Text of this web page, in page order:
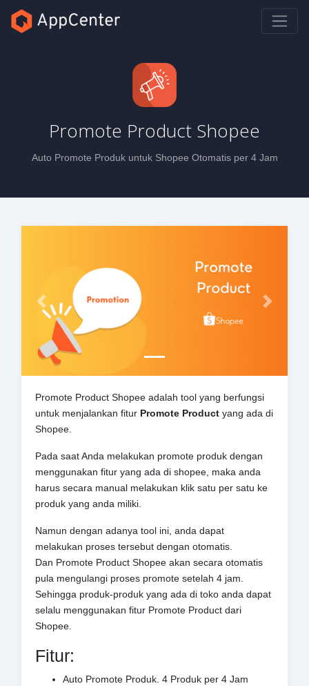
Promote Product Shopee
Auto Promote Produk untuk Shopee Otomatis per 4 Jam
Previous Next
Promote Product Shopee adalah tool yang berfungsi
untuk menjalankan fitur Promote Product yang ada di
Shopee.
Pada saat Anda melakukan promote produk dengan
menggunakan fitur yang ada di shopee, maka anda
harus secara manual melakukan klik satu per satu ke
produk yang anda miliki.
Namun dengan adanya tool ini, anda dapat
melakukan proses tersebut dengan otomatis.
Dan Promote Product Shopee akan secara otomatis
pula mengulangi proses promote setelah 4 jam.
Sehingga produk-produk yang ada di toko anda dapat
selalu menggunakan fitur Promote Product dari
Shopee.
Fitur:
Auto Promote Produk. 4 Produk per 4 Jam